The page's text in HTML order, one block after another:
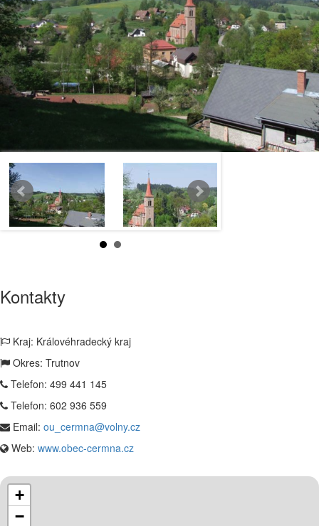
Kontakty
Kraj: Královéhradecký kraj
Okres: Trutnov
Telefon: 499 441 145
Telefon: 602 936 559
Email: ou_cermna@volny.cz
Web: www.obec-cermna.cz
+
−